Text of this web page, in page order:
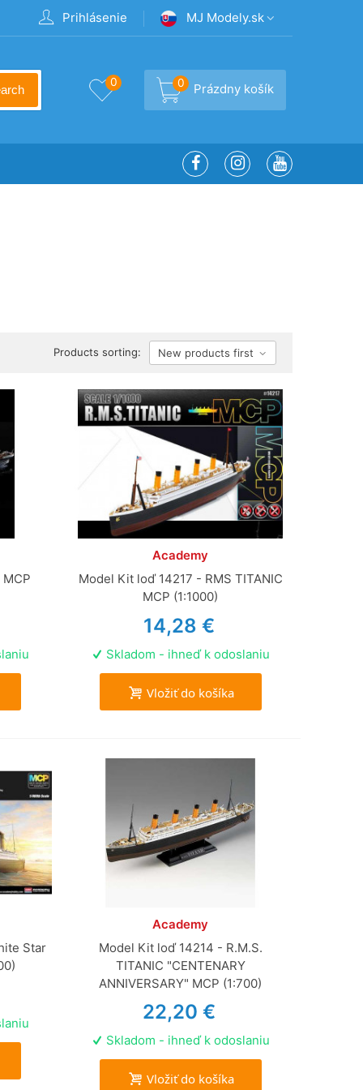
Prihlásenie MJ Modely.sk
0 0 Prázdny košík
Products sorting: New products first
MCP
Academy
Model Kit loď 14217 - RMS TITANIC
MCP (1:1000)
14,28 €
Skladom - ihneď k odoslaniu
Vložiť do košíka
Star
Academy
Model Kit loď 14214 - R.M.S.
TITANIC "CENTENARY
ANNIVERSARY" MCP (1:700)
22,20 €
Skladom - ihneď k odoslaniu
Vložiť do košíka